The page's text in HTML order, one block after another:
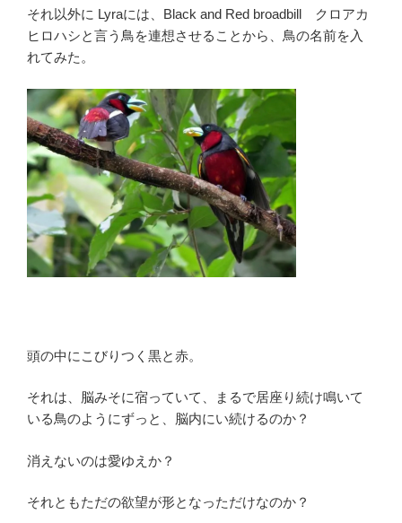
それ以外に Lyraには、Black and Red broadbill クロアカ
ヒロハシと言う鳥を連想させることから、鳥の名前を入
れてみた。
頭の中にこびりつく黒と赤。
それは、脳みそに宿っていて、まるで居座り続け鳴いて
いる鳥のようにずっと、脳内にい続けるのか？
消えないのは愛ゆえか？
それともただの欲望が形となっただけなのか？